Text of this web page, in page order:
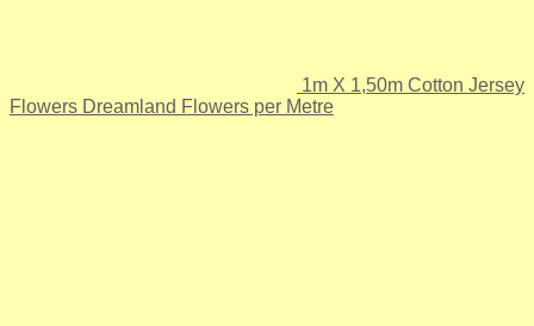
1m X 1,50m Cotton Jersey
Flowers Dreamland Flowers per Metre